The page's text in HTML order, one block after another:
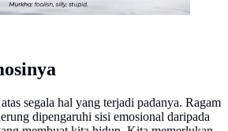
segala hal yang terjadi padanya. Ragam
dipengaruhi sisi emosional daripada